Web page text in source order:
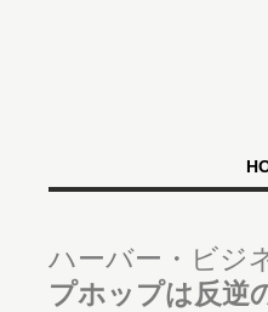
ハーバー・ビジ
プホップは反逆